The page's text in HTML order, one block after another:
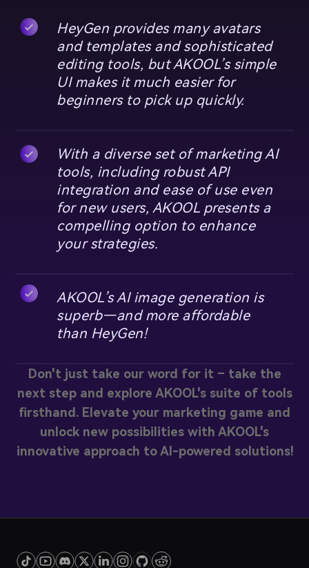
HeyGen provides many avatars
and templates and sophisticated
editing tools, but AKOOL’s simple
UI makes it much easier for
beginners to pick up quickly.
With a diverse set of marketing AI
tools, including robust API
integration and ease of use even
for new users, AKOOL presents a
compelling option to enhance
your strategies.
AKOOL’s AI image generation is
superb—and more affordable
than HeyGen!
Don't just take our word for it – take the
next step and explore AKOOL's suite of tools
firsthand. Elevate your marketing game and
unlock new possibilities with AKOOL's
innovative approach to AI-powered solutions!